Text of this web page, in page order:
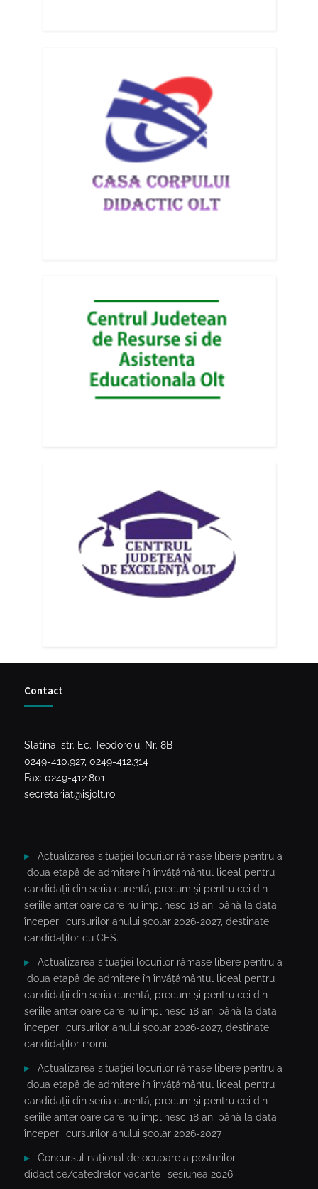
Contact
Slatina, str. Ec. Teodoroiu, Nr. 8B
0249-410.927, 0249-412.314
Fax: 0249-412.801
secretariat@isjolt.ro
Actualizarea situației locurilor rămase libere pentru a
doua etapă de admitere în învățământul liceal pentru
candidații din seria curentă, precum și pentru cei din
seriile anterioare care nu împlinesc 18 ani până la data
începerii cursurilor anului școlar 2026-2027, destinate
candidaților cu CES.
Actualizarea situației locurilor rămase libere pentru a
doua etapă de admitere în învățământul liceal pentru
candidații din seria curentă, precum și pentru cei din
seriile anterioare care nu împlinesc 18 ani până la data
începerii cursurilor anului școlar 2026-2027, destinate
candidaților rromi.
Actualizarea situației locurilor rămase libere pentru a
doua etapă de admitere în învățământul liceal pentru
candidații din seria curentă, precum și pentru cei din
seriile anterioare care nu împlinesc 18 ani până la data
începerii cursurilor anului școlar 2026-2027
Concursul național de ocupare a posturilor
didactice/catedrelor vacante- sesiunea 2026